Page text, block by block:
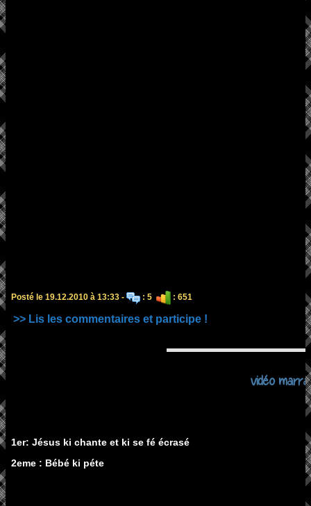
Posté le 19.12.2010 à 13:33 - : 5 : 651
>> Lis les commentaires et participe !
vidéo
1er: Jésus ki chante et ki se fé écrasé
2eme : Bébé ki péte